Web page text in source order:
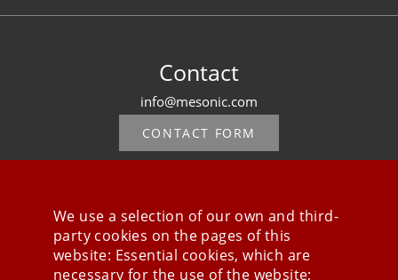
Contact
info@mesonic.com
CONTACT FORM
Stay connected
We use a selection of our own and third-
party cookies on the pages of this
website: Essential cookies, which are
necessary for the use of the website;